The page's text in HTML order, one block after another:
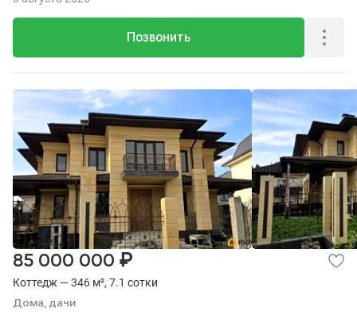
Позвонить
Коттедж — 346 м², 7.1 сотки
Дома, дачи
85 000 000 ₽